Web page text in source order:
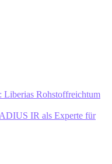
Liberias Rohstoffreichtum
IR als Experte für